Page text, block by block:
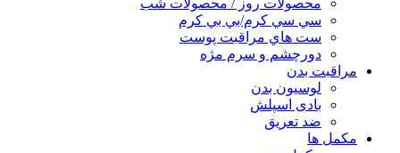
سي سي كرم/بي بي كرم
ست هاي مراقبت پوست
دورچشم و سرم مژه
مراقبت بدن
لوسیون بدن
بادی اسپلش
ضد تعریق
مكمل ها